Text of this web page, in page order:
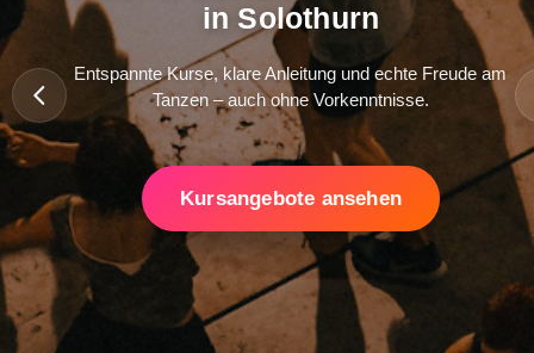
in Solothurn
Entspannte Kurse, klare Anleitung und echte Freude am
Tanzen – auch ohne Vorkenntnisse.
Kursangebote ansehen